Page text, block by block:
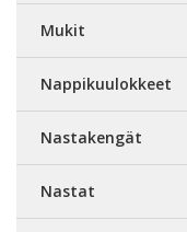
Mukit
Nappikuulokkeet
Nastakengät
Nastat